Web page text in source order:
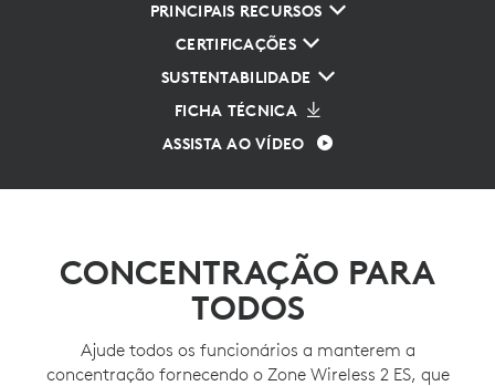
PRINCIPAIS RECURSOS
CERTIFICAÇÕES
SUSTENTABILIDADE
FICHA TÉCNICA
ASSISTA AO VÍDEO
CONCENTRAÇÃO PARA
TODOS
Ajude todos os funcionários a manterem a
concentração fornecendo o Zone Wireless 2 ES, que